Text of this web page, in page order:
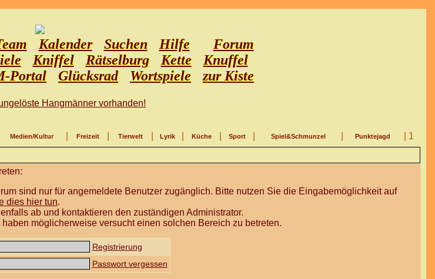
Kalender Suchen Hilfe
Forum
Kniffel Rätselburg Kette
Knuffel
Portal Glücksrad Wortspiele zur Kiste
Hangmänner vorhanden!
Medien/Kultur Freizeit Tierwelt Lyrik Küche Sport Spiel&Schmunzel Punktejagd
| 1
sind nur für angemeldete Benutzer zugänglich. Bitte nutzen Sie die Eingabemöglichkeit auf
dies hier tun.
ab und kontaktieren den zuständigen Administrator.
möglicherweise versucht einen solchen Bereich zu betreten.
Registrierung
Passwort vergessen